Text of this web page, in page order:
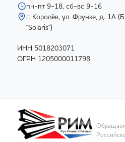
пн-пт 9-18, сб-вс 9-16
г. Королёв, ул. Фрунзе, д. 1А
"Solaris")
ИНН 5018203071
ОГРН 1205000011798
Обращаем